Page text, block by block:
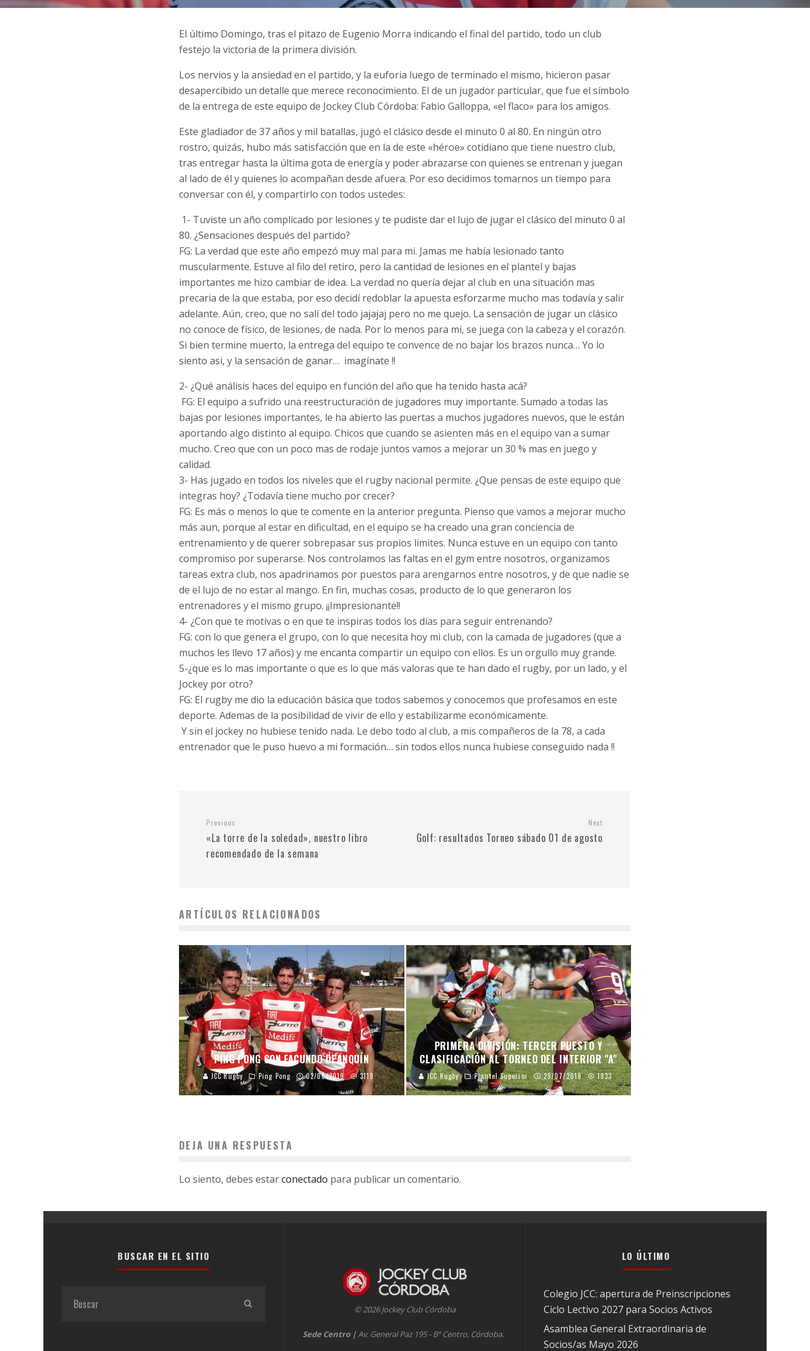
El último Domingo, tras el pitazo de Eugenio Morra indicando el final del partido, todo un club
festejo la victoria de la primera división.
Los nervios y la ansiedad en el partido, y la euforia luego de terminado el mismo, hicieron pasar
desapercibido un detalle que merece reconocimiento. El de un jugador particular, que fue el símbolo
de la entrega de este equipo de Jockey Club Córdoba: Fabio Galloppa, «el flaco» para los amigos.
Este gladiador de 37 años y mil batallas, jugó el clásico desde el minuto 0 al 80. En ningún otro
rostro, quizás, hubo más satisfacción que en la de este «héroe» cotidiano que tiene nuestro club,
tras entregar hasta la última gota de energía y poder abrazarse con quienes se entrenan y juegan
al lado de él y quienes lo acompañan desde afuera. Por eso decidimos tomarnos un tiempo para
conversar con él, y compartirlo con todos ustedes:
1- Tuviste un año complicado por lesiones y te pudiste dar el lujo de jugar el clásico del minuto 0 al
80. ¿Sensaciones después del partido?
FG: La verdad que este año empezó muy mal para mi. Jamas me había lesionado tanto
muscularmente. Estuve al filo del retiro, pero la cantidad de lesiones en el plantel y bajas
importantes me hizo cambiar de idea. La verdad no quería dejar al club en una situación mas
precaria de la que estaba, por eso decidí redoblar la apuesta esforzarme mucho mas todavía y salir
adelante. Aún, creo, que no salí del todo jajajaj pero no me quejo. La sensación de jugar un clásico
no conoce de físico, de lesiones, de nada. Por lo menos para mi, se juega con la cabeza y el corazón.
Si bien termine muerto, la entrega del equipo te convence de no bajar los brazos nunca… Yo lo
siento asi, y la sensación de ganar… imagínate !!
2- ¿Qué análisis haces del equipo en función del año que ha tenido hasta acá?
FG: El equipo a sufrido una reestructuración de jugadores muy importante. Sumado a todas las
bajas por lesiones importantes, le ha abierto las puertas a muchos jugadores nuevos, que le están
aportando algo distinto al equipo. Chicos que cuando se asienten más en el equipo van a sumar
mucho. Creo que con un poco mas de rodaje juntos vamos a mejorar un 30 % mas en juego y
calidad.
3- Has jugado en todos los niveles que el rugby nacional permite. ¿Que pensas de este equipo que
integras hoy? ¿Todavía tiene mucho por crecer?
FG: Es más o menos lo que te comente en la anterior pregunta. Pienso que vamos a mejorar mucho
más aun, porque al estar en dificultad, en el equipo se ha creado una gran conciencia de
entrenamiento y de querer sobrepasar sus propios limites. Nunca estuve en un equipo con tanto
compromiso por superarse. Nos controlamos las faltas en el gym entre nosotros, organizamos
tareas extra club, nos apadrinamos por puestos para arengarnos entre nosotros, y de que nadie se
de el lujo de no estar al mango. En fin, muchas cosas, producto de lo que generaron los
entrenadores y el mismo grupo. ¡¡Impresionante!!
4- ¿Con que te motivas o en que te inspiras todos los días para seguir entrenando?
FG: con lo que genera el grupo, con lo que necesita hoy mi club, con la camada de jugadores (que a
muchos les llevo 17 años) y me encanta compartir un equipo con ellos. Es un orgullo muy grande.
5-¿que es lo mas importante o que es lo que más valoras que te han dado el rugby, por un lado, y el
Jockey por otro?
FG: El rugby me dio la educación básica que todos sabemos y conocemos que profesamos en este
deporte. Ademas de la posibilidad de vivir de ello y estabilizarme económicamente.
Y sin el jockey no hubiese tenido nada. Le debo todo al club, a mis compañeros de la 78, a cada
entrenador que le puso huevo a mi formación… sin todos ellos nunca hubiese conseguido nada !!
Previous
«La torre de la soledad», nuestro libro
recomendado de la semana
Next
Golf: resultados Torneo sábado 01 de agosto
ARTÍCULOS RELACIONADOS
PING PONG CON FACUNDO DEANQUÍN
JCC Rugby Ping Pong 02/08/2019 3119
PRIMERA DIVISIÓN: TERCER PUESTO Y
CLASIFICACIÓN AL TORNEO DEL INTERIOR "A"
JCC Rugby Plantel Superior 29/07/2019 1933
DEJA UNA RESPUESTA
Lo siento, debes estarconectado para publicar un comentario.
BUSCAR EN EL SITIO
© 2026 Jockey Club Córdoba
Sede Centro |Av. General Paz 195 - Bº Centro, Córdoba.
LO ÚLTIMO
Colegio JCC: apertura de Preinscripciones
Ciclo Lectivo 2027 para Socios Activos
Asamblea General Extraordinaria de
Socios/as Mayo 2026